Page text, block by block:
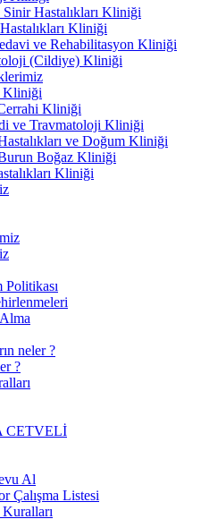
Hastalıkları Kliniği
Kliniği
ve Rehabilitasyon Kliniği
(Cildiye) Kliniği
Kliniği
Kliniği
ve Travmatoloji Kliniği
ve Doğum Kliniği
Boğaz Kliniği
Kliniği
Politikası
neler ?
?
CETVELİ
Al
Çalışma Listesi